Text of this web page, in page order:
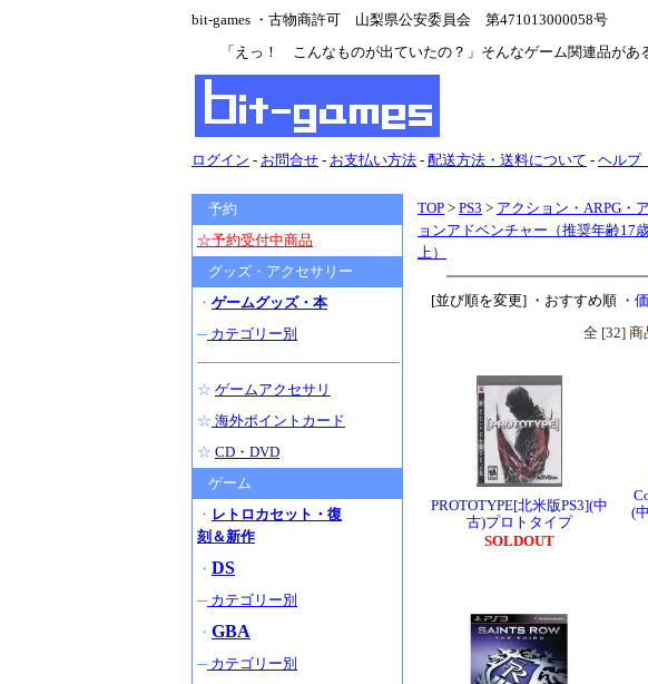
bit-games ・古物商許可 山梨県公安委員会 第471013000058号
「えっ！ こんなものが出ていたの？」そんなゲーム関連品があ
ログイン - お問合せ - お支払い方法 - 配送方法・送料について - ヘルプ
TOP > PS3 > アクション・ARPG・
ョンアドベンチャー（推奨年齢17
上）
[並び順を変更] ・おすすめ順 ・
全 [32] 商
PROTOTYPE[北米版PS3](中
古)プロトタイプ
SOLDOUT
(
予約
☆予約受付中商品
グッズ・アクセサリー
・ ゲームグッズ・本
─カテゴリー別
☆ ゲームアクセサリ
☆ 海外ポイントカード
☆ CD・DVD
ゲーム
・ レトロカセット・復
刻＆新作
・ DS
─カテゴリー別
・ GBA
─カテゴリー別